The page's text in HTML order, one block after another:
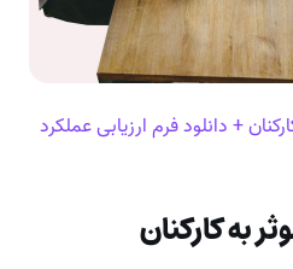
+ دانلود فرم ارزیابی عملکرد
به کارکنان